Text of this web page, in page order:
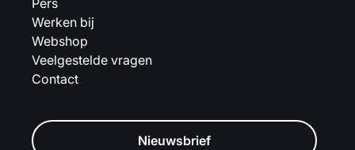
Pers
Werken bij
Webshop
Veelgestelde vragen
Contact
Nieuwsbrief